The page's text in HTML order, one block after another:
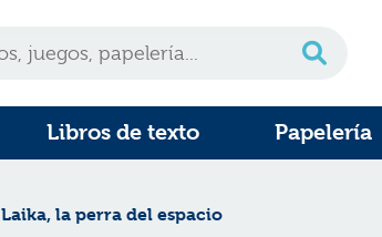
Libros de texto Papelería
Laika, la perra del espacio